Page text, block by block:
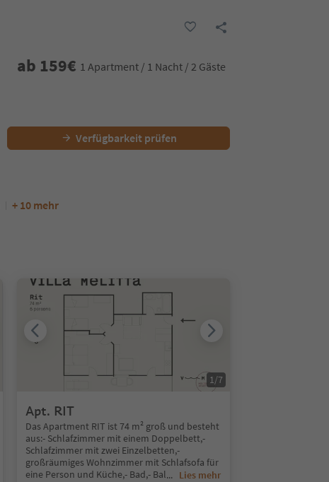
ab 159€ 1 Apartment / 1 Nacht / 2 Gäste
Verfügbarkeit prüfen
+ 10 mehr
Apt. RIT
Das Apartment RIT ist 74 m² groß und besteht
aus:- Schlafzimmer mit einem Doppelbett,-
Schlafzimmer mit zwei Einzelbetten,-
großräumiges Wohnzimmer mit Schlafsofa für
eine Person und Küche,- Bad,- Bal... Lies mehr
1/7